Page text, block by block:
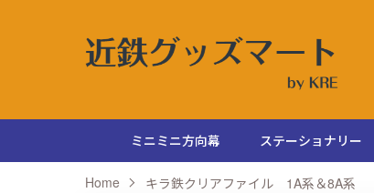
ミニミニ方向幕 ステーショナリー
Home キラ鉄クリアファイル 1A系＆8A系